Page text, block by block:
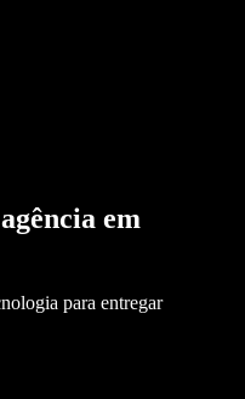
em
para entregar